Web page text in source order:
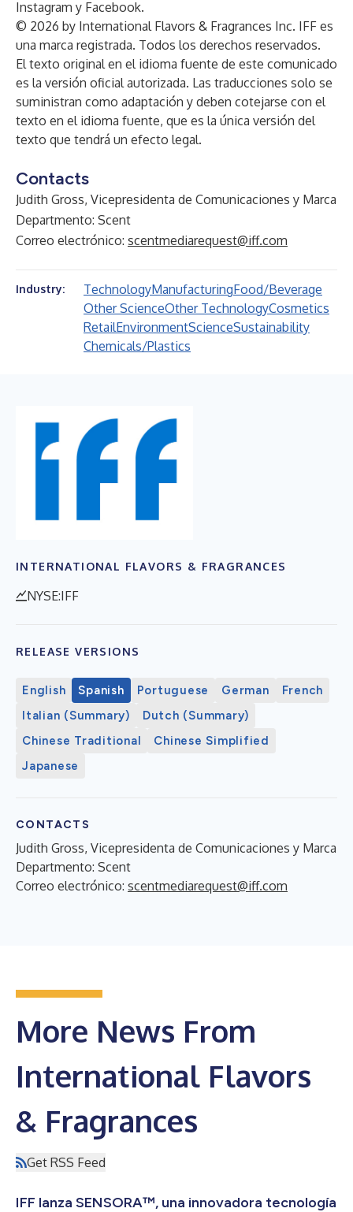
Instagram y Facebook.
© 2026 by International Flavors & Fragrances Inc. IFF es
una marca registrada. Todos los derechos reservados.
El texto original en el idioma fuente de este comunicado
es la versión oficial autorizada. Las traducciones solo se
suministran como adaptación y deben cotejarse con el
texto en el idioma fuente, que es la única versión del
texto que tendrá un efecto legal.
Contacts
Judith Gross, Vicepresidenta de Comunicaciones y Marca
Departmento: Scent
Correo electrónico: scentmediarequest@iff.com
Industry: TechnologyManufacturingFood/Beverage
Other ScienceOther TechnologyCosmetics
RetailEnvironmentScienceSustainability
Chemicals/Plastics
INTERNATIONAL FLAVORS & FRAGRANCES
NYSE:IFF
RELEASE VERSIONS
English Spanish Portuguese German
French
Italian (Summary)
Dutch (Summary)
Chinese Traditional
Chinese Simplified
Japanese
CONTACTS
Judith Gross, Vicepresidenta de Comunicaciones y Marca
Departmento: Scent
Correo electrónico: scentmediarequest@iff.com
More News From
International Flavors
& Fragrances
Get RSS Feed
IFF lanza SENSORA™, una innovadora tecnología